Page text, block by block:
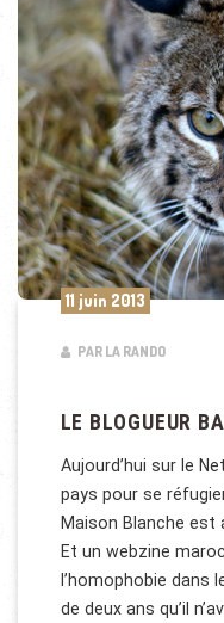
11 juin 2013
PAR LA RANDO
LE BLOGUEUR
Aujourd’hui sur le
pays pour se
Maison Blanche est
Et un webzine
l’homophobie dans
de deux ans qu’il